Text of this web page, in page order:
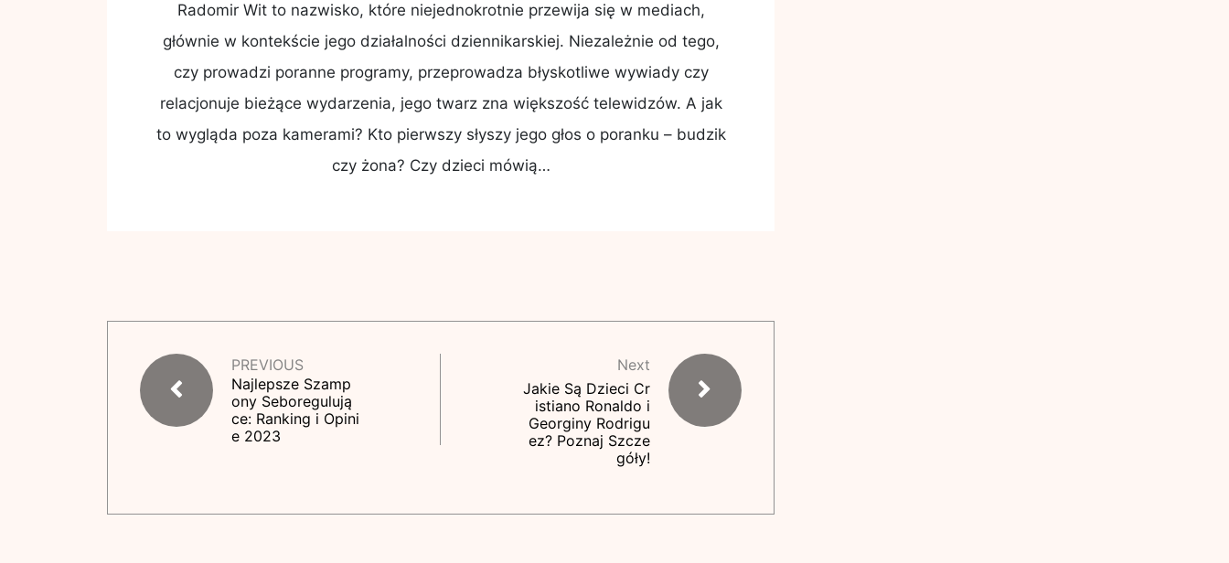
Radomir Wit to nazwisko, które niejednokrotnie przewija się w mediach,
głównie w kontekście jego działalności dziennikarskiej. Niezależnie od tego,
czy prowadzi poranne programy, przeprowadza błyskotliwe wywiady czy
relacjonuje bieżące wydarzenia, jego twarz zna większość telewidzów. A jak
to wygląda poza kamerami? Kto pierwszy słyszy jego głos o poranku – budzik
czy żona? Czy dzieci mówią…
PREVIOUS
Najlepsze Szamp
ony Seboregulują
ce: Ranking i Opini
e 2023
Next
Jakie Są Dzieci Cr
istiano Ronaldo i
Georginy Rodrigu
ez? Poznaj Szcze
góły!